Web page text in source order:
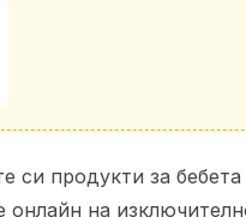
си продукти за
онлайн на